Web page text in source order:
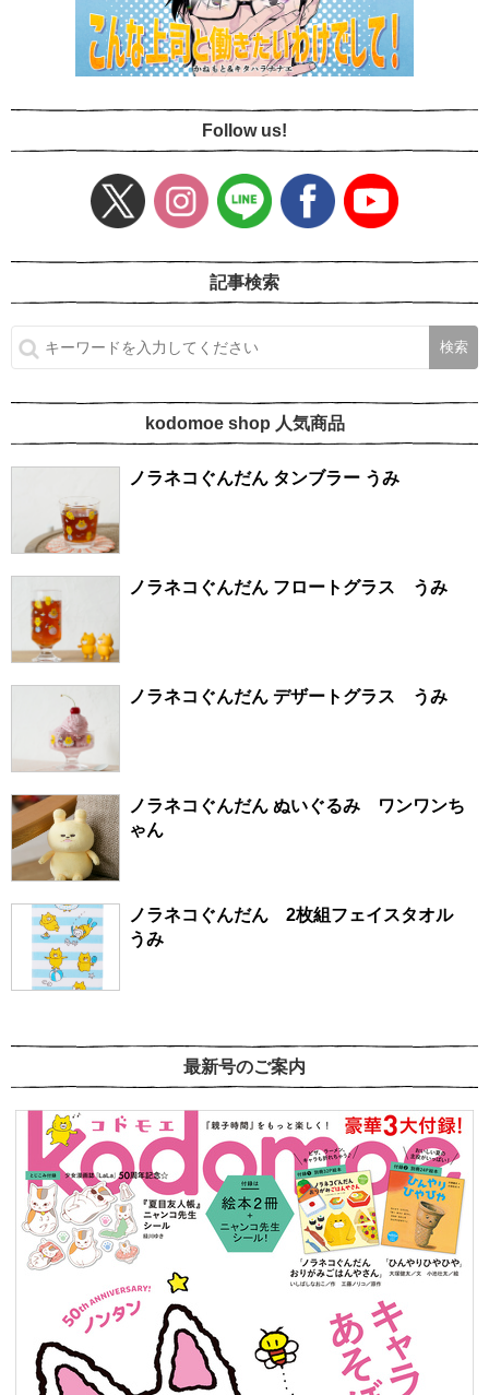
Follow us!
記事検索
kodomoe shop 人気商品
ノラネコぐんだん タンブラー うみ
ノラネコぐんだん フロートグラス うみ
ノラネコぐんだん デザートグラス うみ
ノラネコぐんだん ぬいぐるみ ワンワンち
ゃん
ノラネコぐんだん 2枚組フェイスタオル
うみ
最新号のご案内